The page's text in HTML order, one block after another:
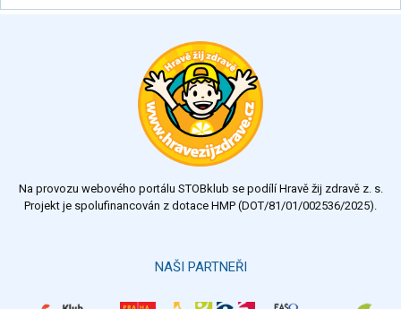
Studená kuchyně, lahůdkářské výrobky
Na provozu webového portálu STOBklub se podílí Hravě žij zdravě z. s.
Projekt je spolufinancován z dotace HMP (DOT/81/01/002536/2025).
NAŠI PARTNEŘI